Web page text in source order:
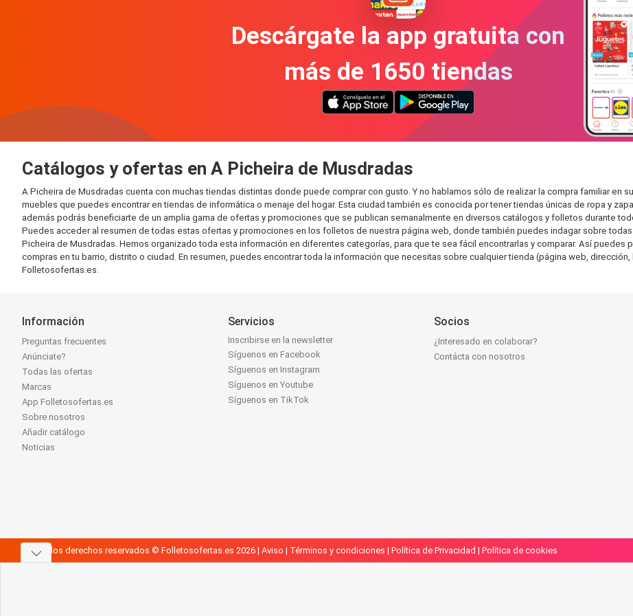
Descárgate la app gratuita con
más de 1650 tiendas
Catálogos y ofertas en A Picheira de Musdradas
A Picheira de Musdradas cuenta con muchas tiendas distintas donde puede comprar con gusto. Y no hablamos sólo de realizar la compra familiar en
muebles que puedes encontrar en tiendas de informática o menaje del hogar. Esta ciudad también es conocida por tener tiendas únicas de ropa y
además podrás beneficiarte de un amplia gama de ofertas y promociones que se publican semanalmente en diversos catálogos y folletos durante
Puedes acceder al resumen de todas estas ofertas y promociones en los folletos de nuestra página web, donde también puedes indagar sobre
Picheira de Musdradas. Hemos organizado toda esta información en diferentes categorías, para que te sea fácil encontrarlas y comparar. Así puedes
compras en tu barrio, distrito o ciudad. En resumen, puedes encontrar toda la información que necesitas sobre cualquier tienda (página web,
Folletosofertas.es.
Información
Preguntas frecuentes
Anúnciate?
Todas las ofertas
Marcas
App Folletosofertas.es
Sobre nosotros
Añadir catálogo
Noticias
Servicios
Inscribirse en la newsletter
Síguenos en Facebook
Síguenos en Instagram
Síguenos en Youtube
Síguenos en TikTok
Socios
¿Interesado en colaborar?
Contácta con nosotros
Todos los derechos reservados © Folletosofertas.es 2026 | Aviso | Términos y condiciones | Política de Privacidad | Política de cookies